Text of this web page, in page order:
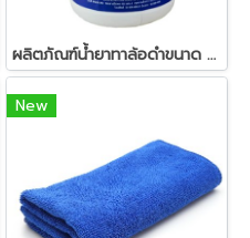
ผลิตภัณฑ์น้ำยาทาล้อดำขนาด 3.8 ลิตร
New